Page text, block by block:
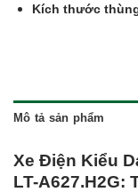
Kích thước
Mô tả sản phẩm
Xe Điện Kiểu
LT-A627.H2G: